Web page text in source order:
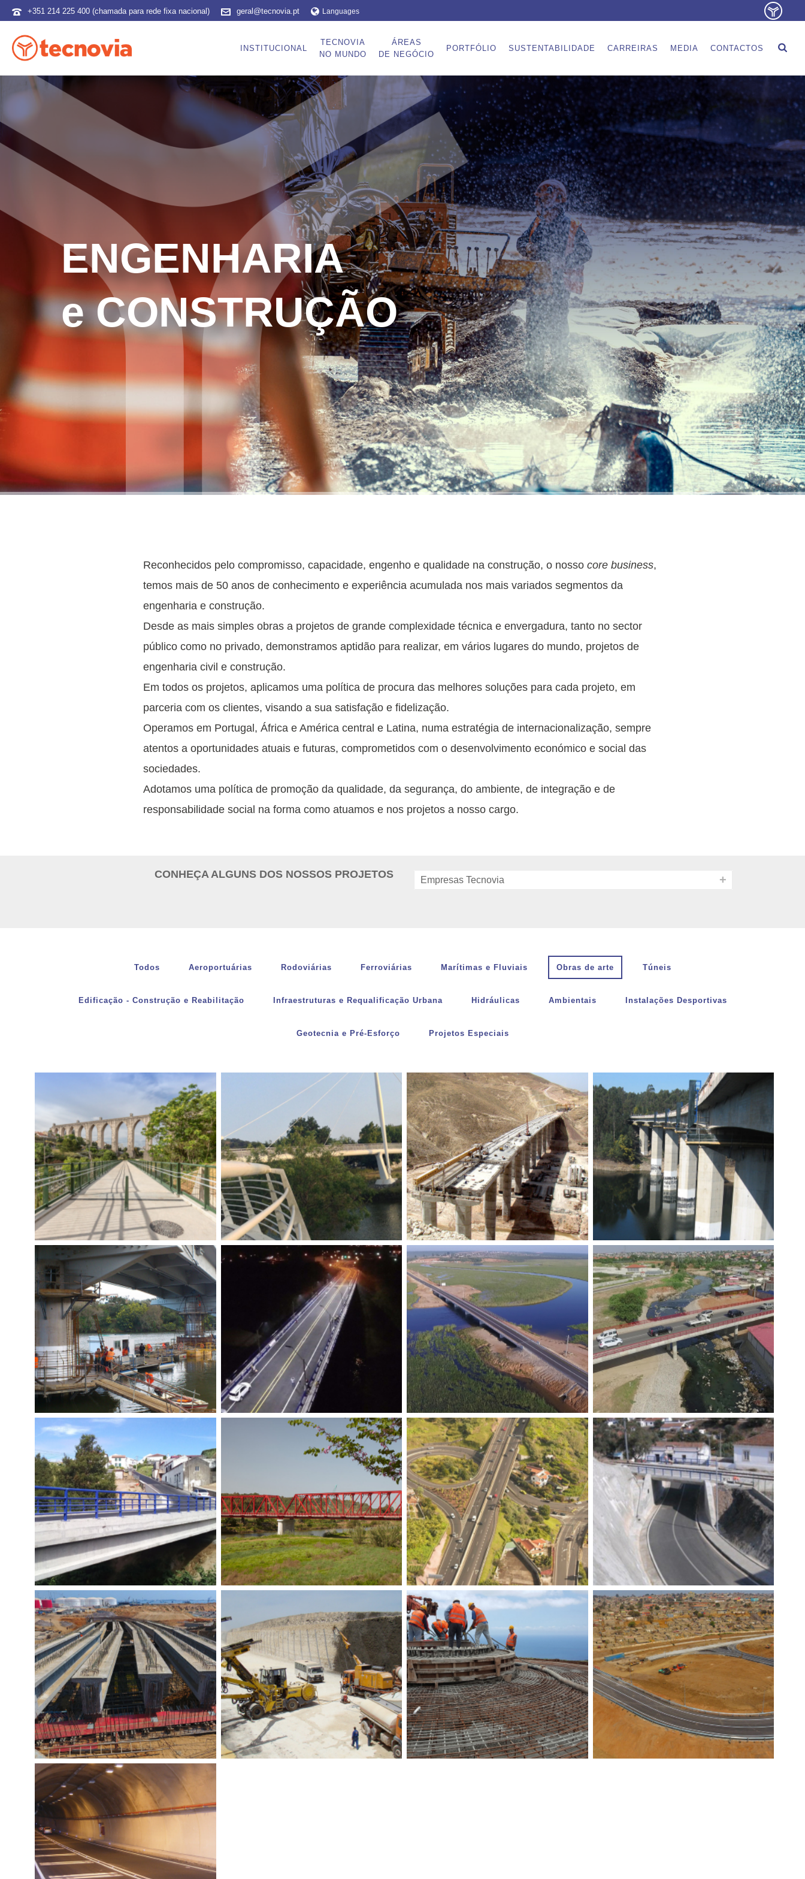
+351 214 225 400 (chamada para rede fixa nacional) geral@tecnovia.pt Languages
INSTITUCIONAL
TECNOVIA
NO MUNDO
ÁREAS
DE NEGÓCIO
PORTFÓLIO SUSTENTABILIDADE CARREIRAS MEDIA CONTACTOS
ENGENHARIA
e CONSTRUÇÃO
Reconhecidos pelo compromisso, capacidade, engenho e qualidade na construção, o nosso core business,
temos mais de 50 anos de conhecimento e experiência acumulada nos mais variados segmentos da
engenharia e construção.
Desde as mais simples obras a projetos de grande complexidade técnica e envergadura, tanto no sector
público como no privado, demonstramos aptidão para realizar, em vários lugares do mundo, projetos de
engenharia civil e construção.
Em todos os projetos, aplicamos uma política de procura das melhores soluções para cada projeto, em
parceria com os clientes, visando a sua satisfação e fidelização.
Operamos em Portugal, África e América central e Latina, numa estratégia de internacionalização, sempre
atentos a oportunidades atuais e futuras, comprometidos com o desenvolvimento económico e social das
sociedades.
Adotamos uma política de promoção da qualidade, da segurança, do ambiente, de integração e de
responsabilidade social na forma como atuamos e nos projetos a nosso cargo.
CONHEÇA ALGUNS DOS NOSSOS PROJETOS Empresas Tecnovia
Todos Aeroportuárias Rodoviárias Ferroviárias Marítimas e Fluviais Obras de arte Túneis
Edificação - Construção e Reabilitação Infraestruturas e Requalificação Urbana Hidráulicas Ambientais Instalações Desportivas
Geotecnia e Pré-Esforço Projetos Especiais
VIADUTO CICLOPEDONAL DE
LIGAÇÃO DO AQUEDUTO À
CALÇADA DA QUINTINHA/
CALÇADA DO BALAZAR
Construímos, Tecnovia, Obras de arte
PONTE PEDONAL SOBRE O RIO
Tecnovia,Obras de arte
VIADUTOS PK9 E PK 13 DA
AUTOESTRADA CHICHAOUA-
ARGANA
Construímos,Tecnovia,T Internacional –
Marrocos,Obras de arte
PONTES SOBRE O RIO CRIZ I E
II
Construímos,Tecnovia,Obras de arte,Projetos
Especiais
PONTES NO IP3 – CUNHEDO,
MORTÁGUA E SANTA COMBA
DÃO
Construímos,Tecnovia,Obras de arte
PONTE DE VENTANAS
Tecnovia Equador,Rodoviárias,
PONTE SOBRE O RIO CUITO E
ACESSOS
Construímos,Tecnovia Angola,Rodoviárias,
Obras de arte
NOVA PONTE SOBRE O RIO
CAMBAMBA – PONTE
MOLHADA
Construímos,Tecnovia Angola,Obras de arte
PONTE SOBRE A RIBEIRA DA
LOMBA
Construímos,Tecnovia Açores,Obras de arte
DO SADO
Construímos , Tecnovia,Obras de arte
CIRCULAR À CIDADE DO
FUNCHAL – COTA 200
Construímos,Tecnovia Madeira,Rodoviárias,
Obras de arte
PASSAGENS DESNIVELADAS
DE LINHAS FERROVIÁRIAS
Construímos,Tecnovia,Rodoviárias,
Ferroviárias,Obras de arte
PRÉ-ESFORÇO EM VIGAS DO
TABULEIRO – VIADUTO DA
PUMANGOL
Construímos,Tecnovia,Tecnovia Angola
Geotecnia e Pré-Esforço